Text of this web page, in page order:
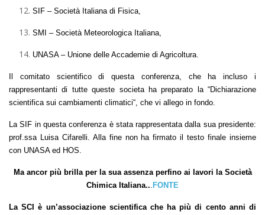
SIF – Società Italiana di Fisica,
SMI – Società Meteorologica Italiana,
UNASA – Unione delle Accademie di Agricoltura.
Il comitato scientifico di questa conferenza, che ha incluso i
rappresentanti di tutte queste societa ha preparato la “Dichiarazione
scientifica sui cambiamenti climatici“, che vi allego in fondo.
La SIF in questa conferenza è stata rappresentata dalla sua presidente:
prof.ssa Luisa Cifarelli. Alla fine non ha firmato il testo finale insieme
con UNASA ed HOS.
Ma ancor più brilla per la sua assenza perfino ai lavori la Società
Chimica Italiana... FONTE
La SCI è un’associazione scientifica che ha più di cento anni di